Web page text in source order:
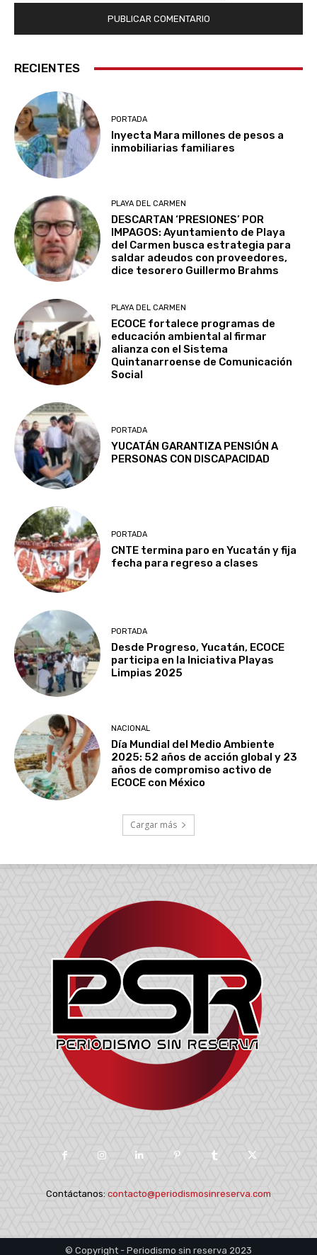
RECIENTES
PORTADA
Inyecta Mara millones de pesos a
inmobiliarias familiares
PLAYA DEL CARMEN
DESCARTAN ‘PRESIONES’ POR
IMPAGOS: Ayuntamiento de Playa
del Carmen busca estrategia para
saldar adeudos con proveedores,
dice tesorero Guillermo Brahms
PLAYA DEL CARMEN
ECOCE fortalece programas de
educación ambiental al firmar
alianza con el Sistema
Quintanarroense de Comunicación
Social
PORTADA
YUCATÁN GARANTIZA PENSIÓN A
PERSONAS CON DISCAPACIDAD
PORTADA
CNTE termina paro en Yucatán y fija
fecha para regreso a clases
PORTADA
Desde Progreso, Yucatán, ECOCE
participa en la Iniciativa Playas
Limpias 2025
NACIONAL
Día Mundial del Medio Ambiente
2025: 52 años de acción global y 23
años de compromiso activo de
ECOCE con México
Cargar más
Contáctanos: contacto@periodismosinreserva.com
© Copyright - Periodismo sin reserva 2023